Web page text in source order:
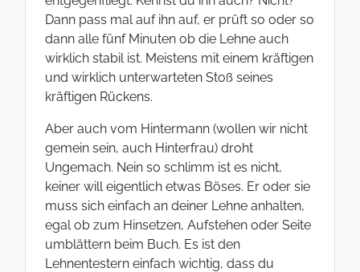
Dann pass mal auf ihn auf, er prüft so oder so
dann alle fünf Minuten ob die Lehne auch
wirklich stabil ist. Meistens mit einem kräftigen
und wirklich unterwarteten Stoß seines
kräftigen Rückens.
Aber auch vom Hintermann (wollen wir nicht
gemein sein, auch Hinterfrau) droht
Ungemach. Nein so schlimm ist es nicht,
keiner will eigentlich etwas Böses. Er oder sie
muss sich einfach an deiner Lehne anhalten,
egal ob zum Hinsetzen, Aufstehen oder Seite
umblättern beim Buch. Es ist den
Lehnentestern einfach wichtig, dass du